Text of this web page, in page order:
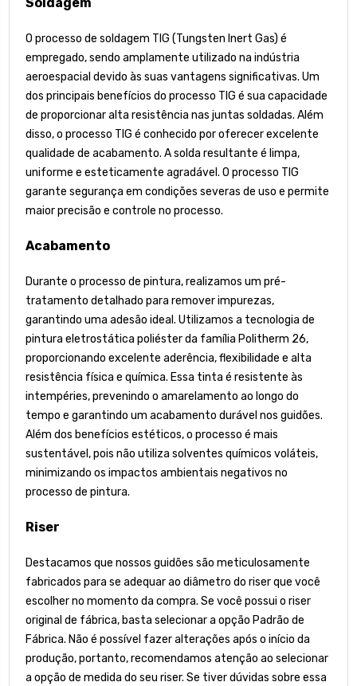
O processo de soldagem TIG (Tungsten Inert Gas) é
empregado, sendo amplamente utilizado na indústria
aeroespacial devido às suas vantagens significativas. Um
dos principais benefícios do processo TIG é sua capacidade
de proporcionar alta resistência nas juntas soldadas. Além
disso, o processo TIG é conhecido por oferecer excelente
qualidade de acabamento. A solda resultante é limpa,
uniforme e esteticamente agradável. O processo TIG
garante segurança em condições severas de uso e permite
maior precisão e controle no processo.
Acabamento
Durante o processo de pintura, realizamos um pré-
tratamento detalhado para remover impurezas,
garantindo uma adesão ideal. Utilizamos a tecnologia de
pintura eletrostática poliéster da família Politherm 26,
proporcionando excelente aderência, flexibilidade e alta
resistência física e química. Essa tinta é resistente às
intempéries, prevenindo o amarelamento ao longo do
tempo e garantindo um acabamento durável nos guidões.
Além dos benefícios estéticos, o processo é mais
sustentável, pois não utiliza solventes químicos voláteis,
minimizando os impactos ambientais negativos no
processo de pintura.
Riser
Destacamos que nossos guidões são meticulosamente
fabricados para se adequar ao diâmetro do riser que você
escolher no momento da compra. Se você possui o riser
original de fábrica, basta selecionar a opção Padrão de
Fábrica. Não é possível fazer alterações após o início da
produção, portanto, recomendamos atenção ao selecionar
a opção de medida do seu riser. Se tiver dúvidas sobre essa